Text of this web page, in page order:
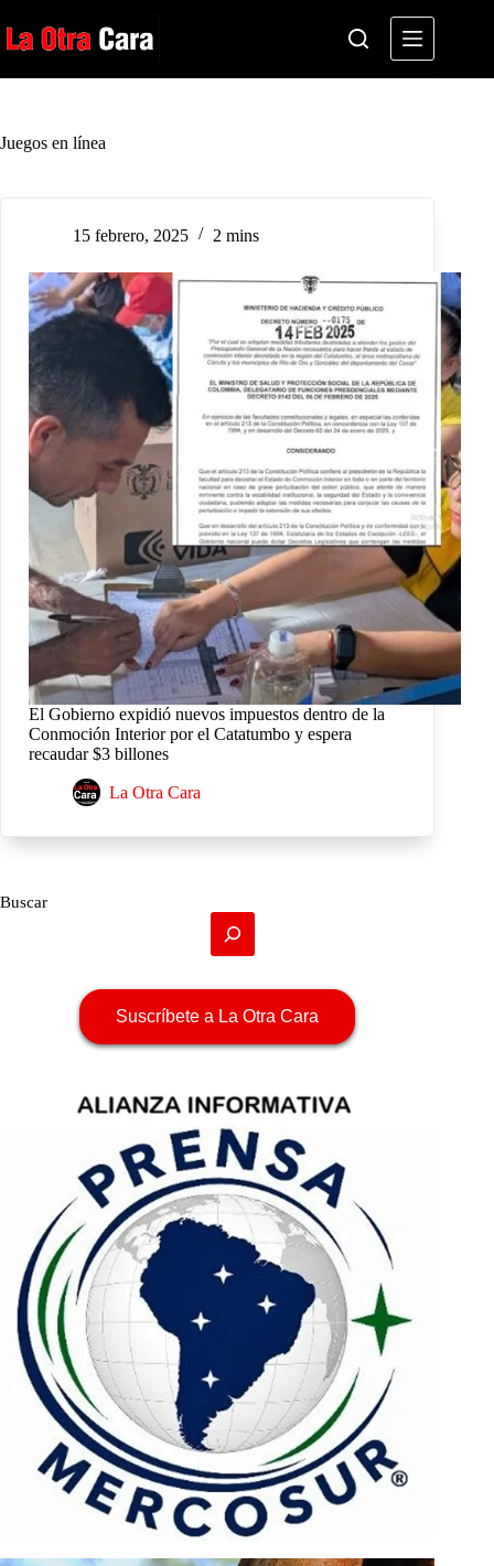
al
contenido
Juegos en línea
15 febrero, 2025 2 mins
El Gobierno expidió nuevos impuestos dentro de la
Conmoción Interior por el Catatumbo y espera
recaudar $3 billones
La Otra Cara
Buscar
Suscríbete a La Otra Cara